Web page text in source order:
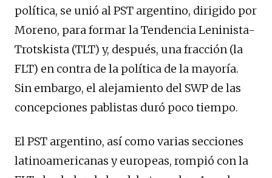
política, se unió al PST argentino, dirigido por
Moreno, para formar la Tendencia Leninista-
Trotskista (TLT) y, después, una fracción (la
FLT) en contra de la política de la mayoría.
Sin embargo, el alejamiento del SWP de las
concepciones pablistas duró poco tiempo.
El PST argentino, así como varias secciones
latinoamericanas y europeas, rompió con la